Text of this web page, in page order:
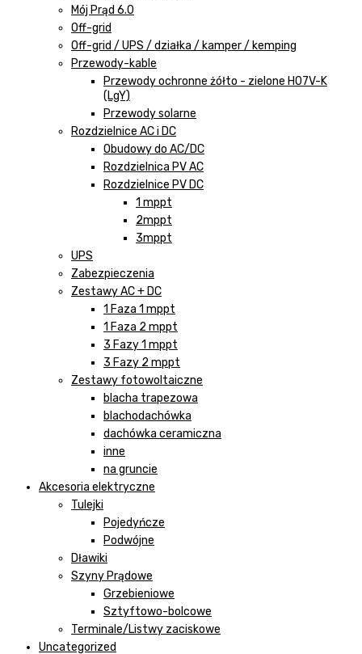
Mój Prąd 6.0
Off-grid
Off-grid / UPS / działka / kamper / kemping
Przewody-kable
Przewody ochronne żółto - zielone H07V-K
(LgY)
Przewody solarne
Rozdzielnice AC i DC
Obudowy do AC/DC
Rozdzielnica PV AC
Rozdzielnice PV DC
1 mppt
2mppt
3mppt
UPS
Zabezpieczenia
Zestawy AC + DC
1 Faza 1 mppt
1 Faza 2 mppt
3 Fazy 1 mppt
3 Fazy 2 mppt
Zestawy fotowoltaiczne
blacha trapezowa
blachodachówka
dachówka ceramiczna
inne
na gruncie
Akcesoria elektryczne
Tulejki
Pojedyńcze
Podwójne
Dławiki
Szyny Prądowe
Grzebieniowe
Sztyftowo-bolcowe
Terminale/Listwy zaciskowe
Uncategorized